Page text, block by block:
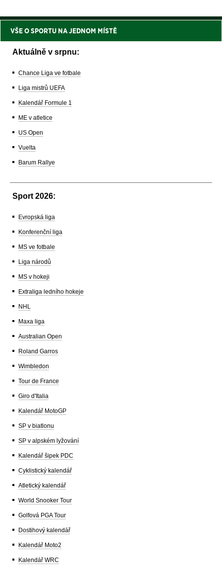
VŠE O SPORTU NA JEDNOM MÍSTĚ
Aktuálně v srpnu:
Chance Liga ve fotbale
Liga mistrů UEFA
Kalendář Formule 1
ME v atletice
US Open
Vuelta
Barum Rallye
Sport 2026:
Evropská liga
Konferenční liga
MS ve fotbale
Liga národů
MS v hokeji
Extraliga ledního hokeje
NHL
Maxa liga
Australian Open
Roland Garros
Wimbledon
Tour de France
Giro d'Italia
Kalendář MotoGP
SP v biatlonu
SP v alpském lyžování
Kalendář šipek PDC
Cyklistický kalendář
Atletický kalendář
World Snooker Tour
Golfová PGA Tour
Dostihový kalendář
Kalendář Moto2
Kalendář WRC